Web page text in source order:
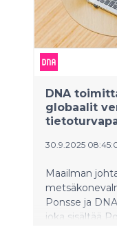
DNA
globaalit
30.9.2025
Maailman
Ponsse ja
joka sisältää